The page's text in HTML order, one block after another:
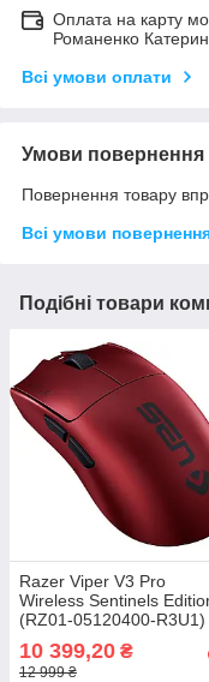
Оплата на карту
Романенко
Всі умови оплати
Умови повернення
Повернення товару
Всі умови
Подібні товари
Razer Viper V3 Pro
Wireless Sentinels
(RZ01-05120400-R3U1)
10 399,20 ₴
12 999 ₴